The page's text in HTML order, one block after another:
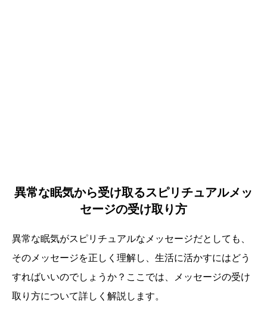
異常な眠気から受け取るスピリチュアルメッ
セージの受け取り方
異常な眠気がスピリチュアルなメッセージだとしても、
そのメッセージを正しく理解し、生活に活かすにはどう
すればいいのでしょうか？ここでは、メッセージの受け
取り方について詳しく解説します。